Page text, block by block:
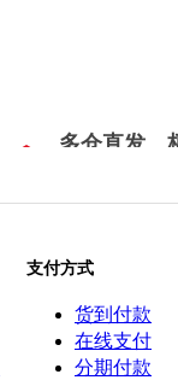
多仓直发，
支付方式
货到付款
在线支付
分期付款